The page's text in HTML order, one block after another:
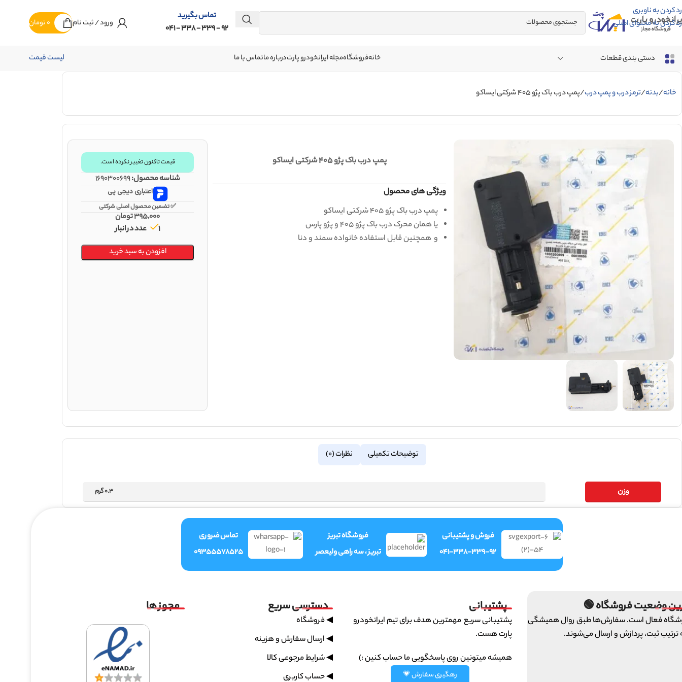
رد کردن به ناوبری
رد کردن به محتوای اصلی
تماس بگیرید
92 - 339 - 338 - 041
ورود / ثبت نام 0تومان
دستی بندی قطعات خانهفروشگاهمجله ایرانخودرو پارتدرباره ماتماس با ما لیست قیمت
خانه بدنه ترمز درب و پمپ درب پمپ درب باک پژو 405 شرکتی ایساکو
پمپ درب باک پژو 405 شرکتی ایساکو
ویژگی های محصول
پمپ درب باک پژو 405 شرکتی ایساکو
یا همان محرک درب باک پژو 405 و پژو پارس
و همچنین قابل استفاده خانواده سمند و دنا
قیمت تاکنون تغییر نکرده است.
شناسه محصول:1690300699
اعتباری دیجی پی
✅ تضمین محصول اصلی شرکتی
395,000تومان
1 عدد در انبار
افزودن به سبد خرید
توضیحات تکمیلی نظرات (0)
وزن 0.3 گرم
فروش و پشتیبانی
041-338-339-92
فروشگاه تبریز
تبریز ، سه راهی ولیعصر
تماس ضروری
09355578525
وضعیت فروشگاه 🟢
فعال است. سفارش‌ها طبق روال همیشگی
ترتیب ثبت، پردازش و ارسال می‌شوند.
پشتیبانی
پشتیبانی سریع مهمترین هدف برای تیم ایرانخودرو
پارت هست.
همیشه میتونین روی پاسخگویی ما حساب کنین :)
رهگیری سفارش 💗
دسترسی سریع
◀ فروشگاه
◀ ارسال سفارش و هزینه
◀ شرایط مرجوعی کالا
◀ حساب کاربری
مجوز ها